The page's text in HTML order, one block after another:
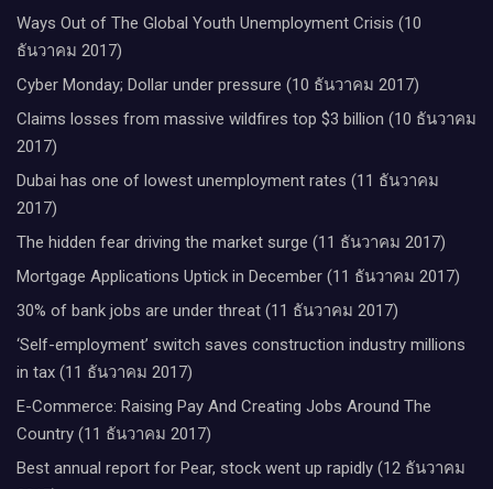
Ways Out of The Global Youth Unemployment Crisis (10
ธันวาคม 2017)
Cyber Monday; Dollar under pressure (10 ธันวาคม 2017)
Claims losses from massive wildfires top $3 billion (10 ธันวาคม
2017)
Dubai has one of lowest unemployment rates (11 ธันวาคม
2017)
The hidden fear driving the market surge (11 ธันวาคม 2017)
Mortgage Applications Uptick in December (11 ธันวาคม 2017)
30% of bank jobs are under threat (11 ธันวาคม 2017)
‘Self-employment’ switch saves construction industry millions
in tax (11 ธันวาคม 2017)
E-Commerce: Raising Pay And Creating Jobs Around The
Country (11 ธันวาคม 2017)
Best annual report for Pear, stock went up rapidly (12 ธันวาคม